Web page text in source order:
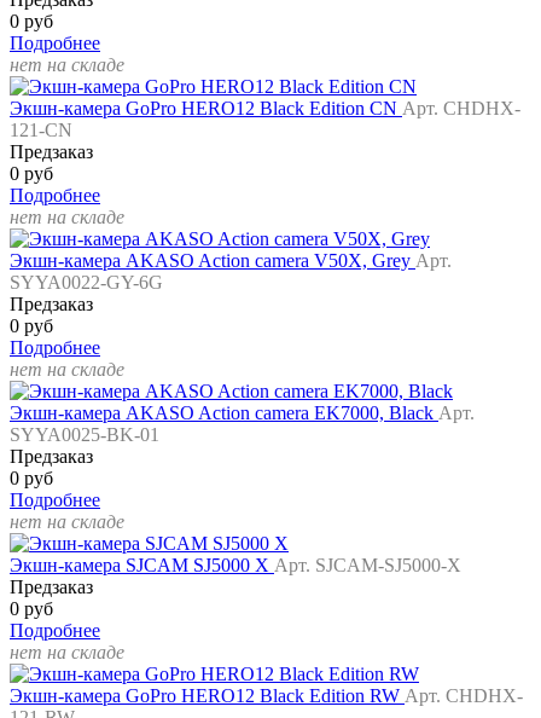
0 руб
Подробнее
нет на складе
Экшн-камера GoPro HERO12 Black Edition CN Арт. CHDHX-
121-CN
Предзаказ
0 руб
Подробнее
нет на складе
Экшн-камера AKASO Action camera V50X, Grey Арт.
SYYA0022-GY-6G
Предзаказ
0 руб
Подробнее
нет на складе
Экшн-камера AKASO Action camera EK7000, Black Арт.
SYYA0025-BK-01
Предзаказ
0 руб
Подробнее
нет на складе
Экшн-камера SJCAM SJ5000 X Арт. SJCAM-SJ5000-X
Предзаказ
0 руб
Подробнее
нет на складе
Экшн-камера GoPro HERO12 Black Edition RW Арт. CHDHX-